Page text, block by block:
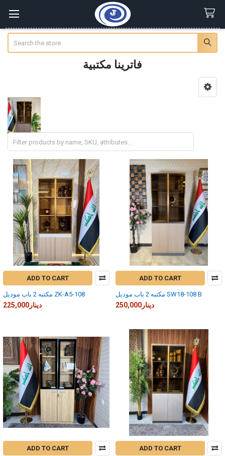
فاترينا مكتبية
Sidebar
ADD TO CART
مكتبه 2 باب موديل ZK-A5-108
225,000دينار
ADD TO CART
مكتبه 2 باب موديل SW18-108 B
250,000دينار
ADD TO CART ADD TO CART